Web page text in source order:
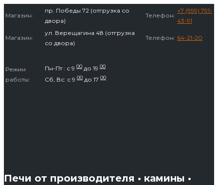
содержимому
Магазин:
пр. Победы 72 (отгрузка со
двора)
Телефон:
+7 (999) 791-
43-91
Магазин:
ул. Верещагина 48 (отгрузка
со двора)
Телефон: 64-21-20
Режим
работы:
Пн-Пт : с 9 00 до 19 00
Сб, Вс: с 9 00 до 17 00
Печи от производителя • камины •